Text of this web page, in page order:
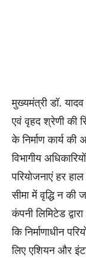
मुख्यमंत्री डॉ.
एवं वृहद श्रेणी की
के निर्माण कार्य की
विभागीय
परियोजनाएं हर
सीमा में वृद्धि न की
कंपनी लिमिटेड
कि निर्माणाधीन
लिए एशियन और